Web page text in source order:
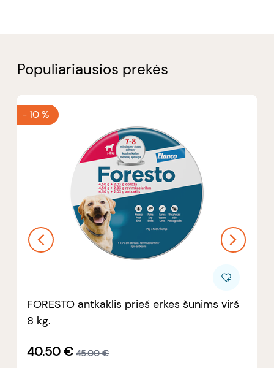
Populiariausios prekės
-10 %
FORESTO antkaklis prieš erkes šunims virš
8 kg.
40.50€ 45.00 €